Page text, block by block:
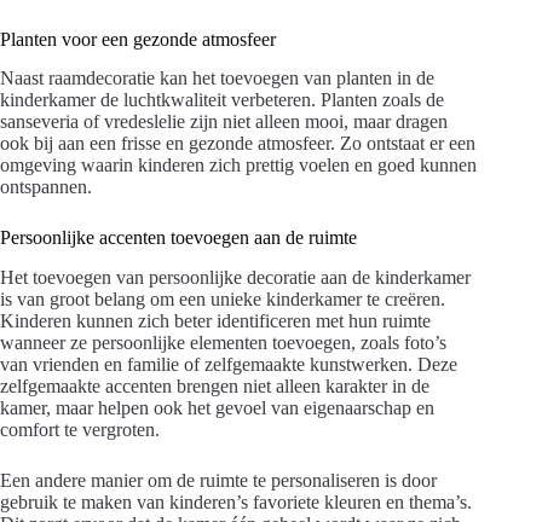
Planten voor een gezonde atmosfeer
Naast raamdecoratie kan het toevoegen van planten in de
kinderkamer de luchtkwaliteit verbeteren. Planten zoals de
sanseveria of vredeslelie zijn niet alleen mooi, maar dragen
ook bij aan een frisse en gezonde atmosfeer. Zo ontstaat er een
omgeving waarin kinderen zich prettig voelen en goed kunnen
ontspannen.
Persoonlijke accenten toevoegen aan de ruimte
Het toevoegen van persoonlijke decoratie aan de kinderkamer
is van groot belang om een unieke kinderkamer te creëren.
Kinderen kunnen zich beter identificeren met hun ruimte
wanneer ze persoonlijke elementen toevoegen, zoals foto’s
van vrienden en familie of zelfgemaakte kunstwerken. Deze
zelfgemaakte accenten brengen niet alleen karakter in de
kamer, maar helpen ook het gevoel van eigenaarschap en
comfort te vergroten.
Een andere manier om de ruimte te personaliseren is door
gebruik te maken van kinderen’s favoriete kleuren en thema’s.